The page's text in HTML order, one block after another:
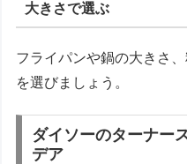
大きさで選ぶ
フライパンや鍋の大きさ
を選びましょう。
ダイソーのターナー
デア